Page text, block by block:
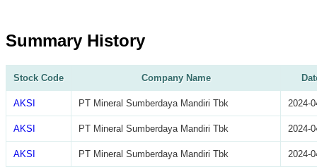
Summary History
Stock Code Company Name
AKSI PT Mineral Sumberdaya Mandiri Tbk 2024-
AKSI PT Mineral Sumberdaya Mandiri Tbk 2024-
AKSI PT Mineral Sumberdaya Mandiri Tbk 2024-